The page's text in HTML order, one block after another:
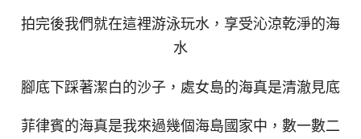
拍完後我們就在這裡游泳玩水，享受沁涼乾淨的海
水
腳底下踩著潔白的沙子，處女島的海真是清澈見底
菲律賓的海真是我來過幾個海島國家中，數一數二